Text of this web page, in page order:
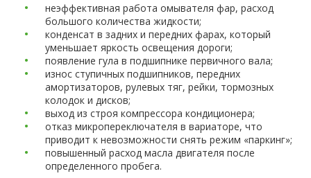
неэффективная работа омывателя фар, расход
большого количества жидкости;
конденсат в задних и передних фарах, который
уменьшает яркость освещения дороги;
появление гула в подшипнике первичного вала;
износ ступичных подшипников, передних
амортизаторов, рулевых тяг, рейки, тормозных
колодок и дисков;
выход из строя компрессора кондиционера;
отказ микропереключателя в вариаторе, что
приводит к невозможности снять режим «паркинг»;
повышенный расход масла двигателя после
определенного пробега.